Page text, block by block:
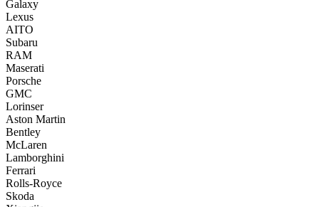
Galaxy
Lexus
AITO
Subaru
RAM
Maserati
Porsche
GMC
Lorinser
Aston Martin
Bentley
McLaren
Lamborghini
Ferrari
Rolls-Royce
Skoda